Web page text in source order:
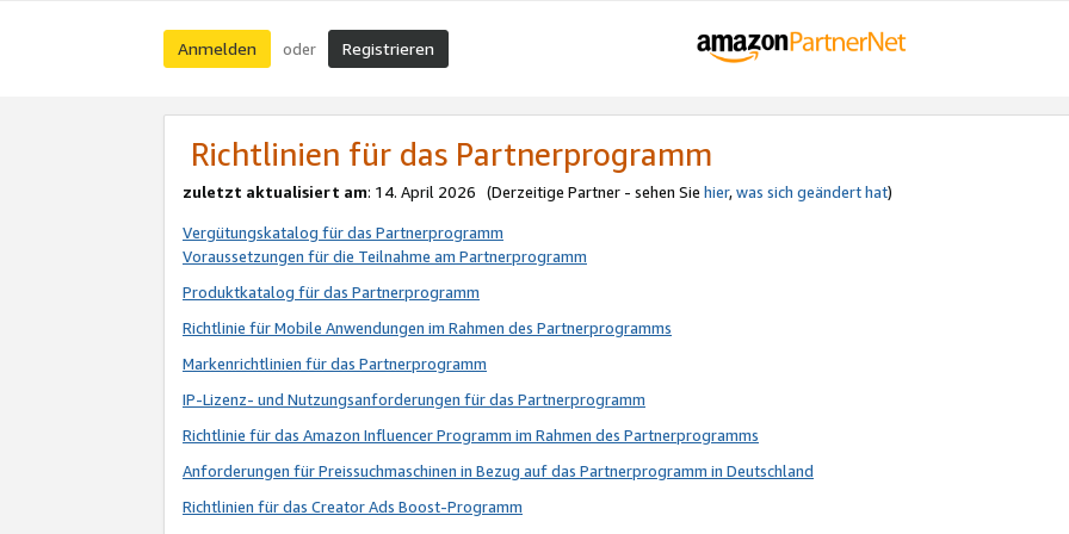
Anmelden oder Registrieren
Richtlinien für das Partnerprogramm
zuletzt aktualisiert am: 14. April 2026 (Derzeitige Partner - sehen Sie hier,was sich geändert hat)
Vergütungskatalog für das Partnerprogramm
Voraussetzungen für die Teilnahme am Partnerprogramm
Produktkatalog für das Partnerprogramm
Richtlinie für Mobile Anwendungen im Rahmen des Partnerprogramms
Markenrichtlinien für das Partnerprogramm
IP-Lizenz- und Nutzungsanforderungen für das Partnerprogramm
Richtlinie für das Amazon Influencer Programm im Rahmen des Partnerprogramms
Anforderungen für Preissuchmaschinen in Bezug auf das Partnerprogramm in Deutschland
Richtlinien für das Creator Ads Boost-Programm